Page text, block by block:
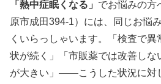
「熱中症眠くなる」 でお悩みの方
原市成田394-1）には、同じお悩
くいらっしゃいます。「検査で
状が続く」「市販薬では改善しな
が大きい」——こうした状況に対